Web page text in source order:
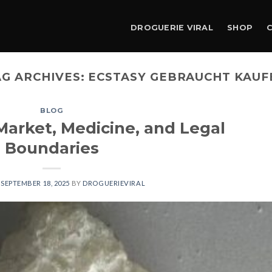
DROGUERIE VIRAL SHOP
ARCHIVES: ECSTASY GEBRAUCHT
BLOG
Medicine, and Legal
Boundaries
SEPTEMBER 18, 2025 BY DROGUERIEVIRAL